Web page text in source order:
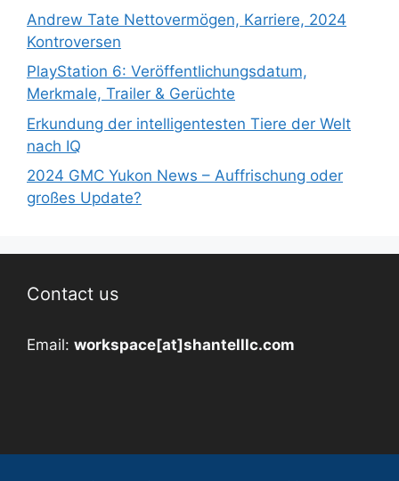
Andrew Tate Nettovermögen, Karriere, 2024
Kontroversen
PlayStation 6: Veröffentlichungsdatum,
Merkmale, Trailer & Gerüchte
Erkundung der intelligentesten Tiere der Welt
nach IQ
2024 GMC Yukon News – Auffrischung oder
großes Update?
Contact us
Email: workspace[at]shantelllc.com